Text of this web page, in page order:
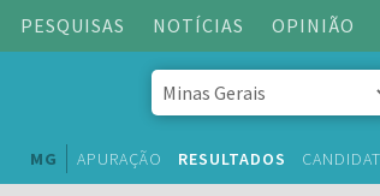
PESQUISAS NOTÍCIAS OPINIÃO
MG APURAÇÃO RESULTADOS